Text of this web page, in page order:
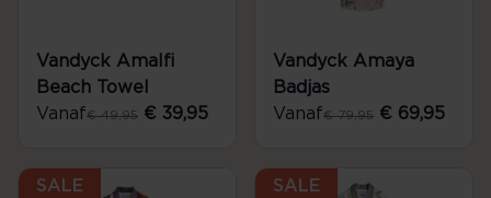
Vandyck Amalfi
Beach Towel
Vanaf€ 49,95 € 39,95
Vandyck Amaya
Badjas
Vanaf€ 79,95 € 69,95
SALE SALE